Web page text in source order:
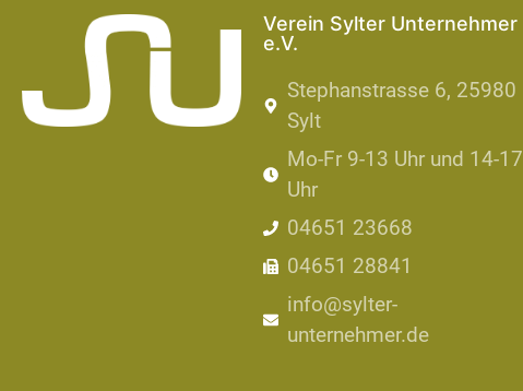
Verein Sylter Unternehmer
e.V.
Stephanstrasse 6, 25980
Sylt
Mo-Fr 9-13 Uhr und 14-17
Uhr
04651 23668
04651 28841
info@sylter-
unternehmer.de